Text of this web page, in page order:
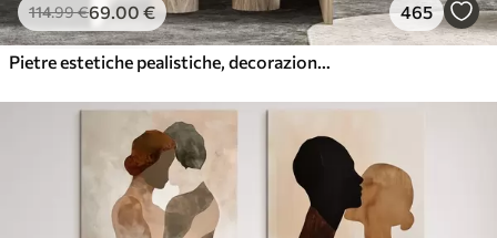
114.99€69.00 € 465
Pietre estetiche pealistiche, decorazione della casa, illuminazione naturale